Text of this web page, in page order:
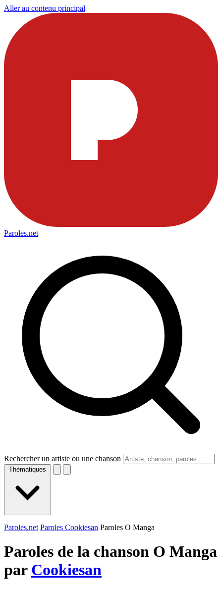
Aller au contenu principal
Paroles.net
Rechercher un artiste ou une chanson
Thématiques
Paroles.net Paroles Cookiesan Paroles O Manga
Paroles de la chanson O Manga
par Cookiesan